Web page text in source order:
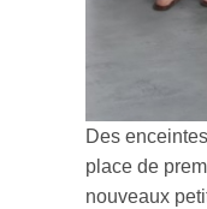
Des
place de
nouveaux